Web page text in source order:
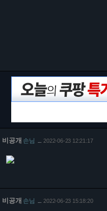
비공개 손님 2022-06-23 12:21:17
비공개 손님 2022-06-23 15:18:20